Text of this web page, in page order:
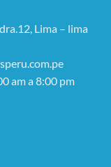
Lima – lima
am a 8:00 pm